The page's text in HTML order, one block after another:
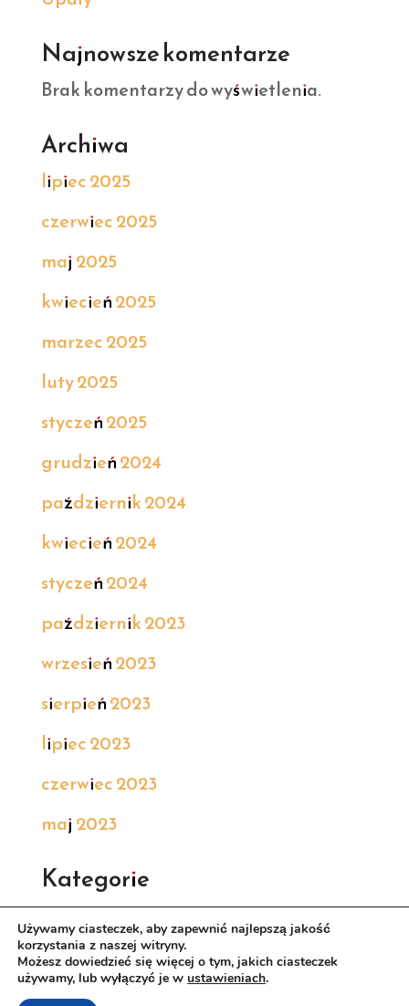
Najnowsze komentarze
Brak komentarzy do wyświetlenia.
Archiwa
lipiec 2025
czerwiec 2025
maj 2025
kwiecień 2025
marzec 2025
luty 2025
styczeń 2025
grudzień 2024
październik 2024
kwiecień 2024
styczeń 2024
październik 2023
wrzesień 2023
sierpień 2023
lipiec 2023
czerwiec 2023
maj 2023
Kategorie
Bez kategorii
Używamy ciasteczek, aby zapewnić najlepszą jakość
korzystania z naszej witryny.
Możesz dowiedzieć się więcej o tym, jakich ciasteczek
używamy, lub wyłączyć je w ustawieniach.